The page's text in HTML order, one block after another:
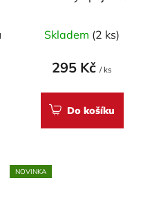
Skladem (2 ks)
295 Kč / ks
Do košíku
NOVINKA